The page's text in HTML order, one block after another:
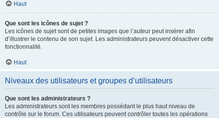
Haut
Que sont les icônes de sujet ?
Les icônes de sujet sont de petites images que l’auteur peut insérer afin
d’illustrer le contenu de son sujet. Les administrateurs peuvent désactiver cette
fonctionnalité.
Haut
Niveaux des utilisateurs et groupes d’utilisateurs
Que sont les administrateurs ?
Les administrateurs sont les membres possédant le plus haut niveau de
contrôle sur le forum. Ces utilisateurs peuvent contrôler toutes les opérations